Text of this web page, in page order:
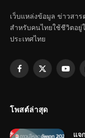
เว็บแหล่งข้อมูล ข่าวสา
สำหรับคนไทยใช้ชีวิตอ
ประเทศไทย
Facebook
X
โพสต์ล่าสุด
แจ